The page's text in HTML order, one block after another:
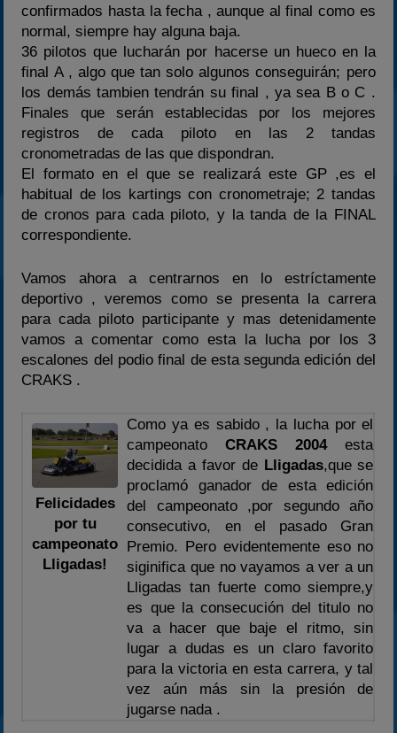
confirmados hasta la fecha , aunque al final como es
normal, siempre hay alguna baja.
36 pilotos que lucharán por hacerse un hueco en la
final A , algo que tan solo algunos conseguirán; pero
los demás tambien tendrán su final , ya sea B o C .
Finales que serán establecidas por los mejores
registros de cada piloto en las 2 tandas
cronometradas de las que dispondran.
El formato en el que se realizará este GP ,es el
habitual de los kartings con cronometraje; 2 tandas
de cronos para cada piloto, y la tanda de la FINAL
correspondiente.
Vamos ahora a centrarnos en lo estríctamente
deportivo , veremos como se presenta la carrera
para cada piloto participante y mas detenidamente
vamos a comentar como esta la lucha por los 3
escalones del podio final de esta segunda edición del
CRAKS .
Felicidades
por tu
campeonato
Lligadas!
Como ya es sabido , la lucha por el
campeonatoCRAKS 2004esta
decidida a favor de Lligadas,que se
proclamó ganador de esta edición
del campeonato ,por segundo año
consecutivo, en el pasado Gran
Premio. Pero evidentemente eso no
siginifica que no vayamos a ver a un
Lligadas tan fuerte como siempre,y
es que la consecución del titulo no
va a hacer que baje el ritmo, sin
lugar a dudas es un claro favorito
para la victoria en esta carrera, y tal
vez aún más sin la presión de
jugarse nada .